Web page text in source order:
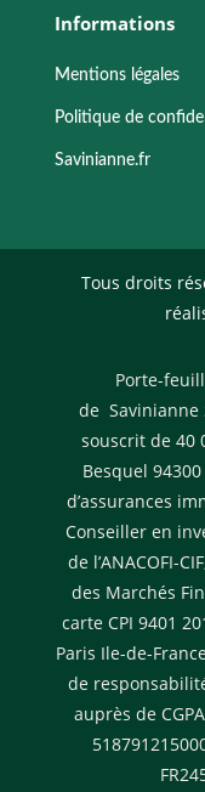
Informations
Mentions légales
Politique de
Savinianne.fr
Tous droits
Porte-
de Savinianne
souscrit de 40
Besquel
d’assurances
Conseiller en
de l’ANACOFI-
des Marchés
carte CPI 9401
Paris Ile-de-
de
auprès de